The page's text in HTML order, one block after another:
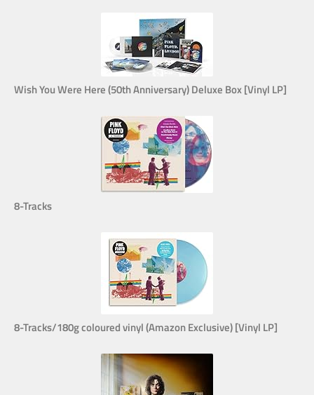
Wish You Were Here (50th Anniversary) Deluxe Box [Vinyl LP]
8-Tracks
8-Tracks/180g coloured vinyl (Amazon Exclusive) [Vinyl LP]